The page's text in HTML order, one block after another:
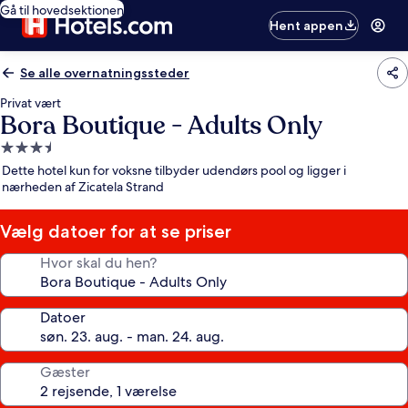
Gå til hovedsektionen
Hent appen
Se alle overnatningssteder
Privat vært
Bora Boutique - Adults Only
3.5-
stjernet
overnatningssted
Dette hotel kun for voksne tilbyder udendørs pool og ligger i
nærheden af Zicatela Strand
Vælg datoer for at se priser
Hvor skal du hen?
Datoer
Gæster